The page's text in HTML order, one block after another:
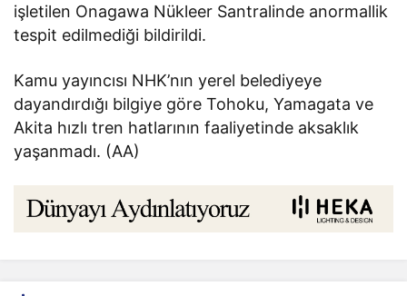
işletilen Onagawa Nükleer Santralinde anormallik
tespit edilmediği bildirildi.
Kamu yayıncısı NHK’nın yerel belediyeye
dayandırdığı bilgiye göre Tohoku, Yamagata ve
Akita hızlı tren hatlarının faaliyetinde aksaklık
yaşanmadı. (AA)